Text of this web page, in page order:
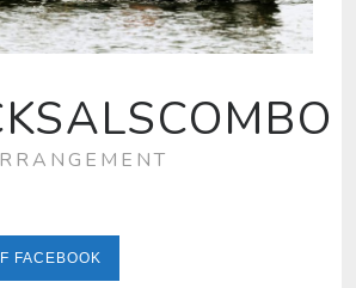
FACEBOOK